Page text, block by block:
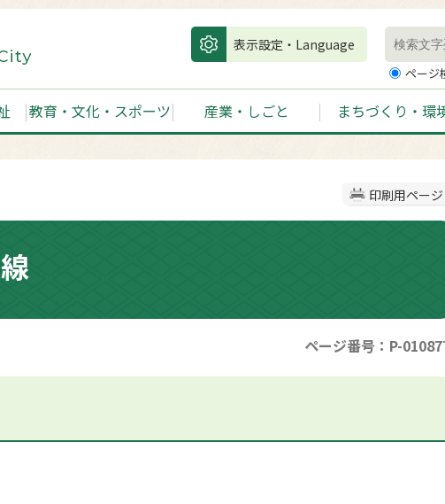
表示設定・Language
ページ
教育・文化・スポーツ 産業・しごと まちづくり・環
印刷用ページ
ページ番号：P-